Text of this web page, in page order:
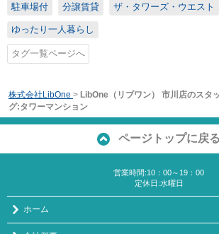
駐車場付 分譲賃貸 ザ・タワーズ・ウエスト
ゆったり一人暮らし
タグ一覧ページへ
株式会社LibOne > LibOne（リブワン） 市川店のスタ
グ:タワーマンション
ページトップに戻る
営業時間:10：00～19：00
定休日:水曜日
ホーム